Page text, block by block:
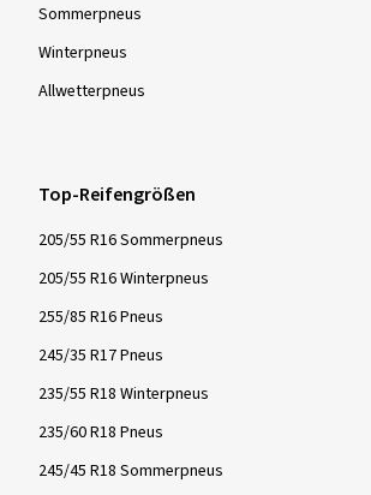
Sommer­pneus
Winter­pneus
Allwetter­pneus
Top-Reifengrößen
205/55 R16 Sommerpneus
205/55 R16 Winterpneus
255/85 R16 Pneus
245/35 R17 Pneus
235/55 R18 Winterpneus
235/60 R18 Pneus
245/45 R18 Sommerpneus